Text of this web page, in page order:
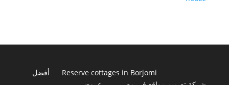
Reserve cottages in Borjomi
أفضل